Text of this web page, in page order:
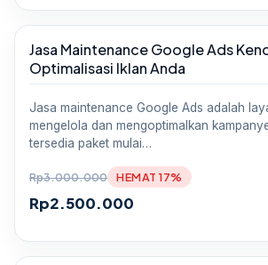
Sale
Jasa Maintenance Google Ads
Optimalisasi Iklan Anda
Jasa maintenance Google Ads adalah
mengelola dan mengoptimalkan
tersedia paket mulai…
Rp3.000.000
Rp2.500.000
HEMAT 17%